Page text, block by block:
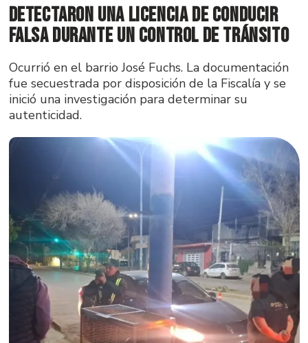
Detectaron una licencia de conducir
falsa durante un control de tránsito
Ocurrió en el barrio José Fuchs. La documentación
fue secuestrada por disposición de la Fiscalía y se
inició una investigación para determinar su
autenticidad.